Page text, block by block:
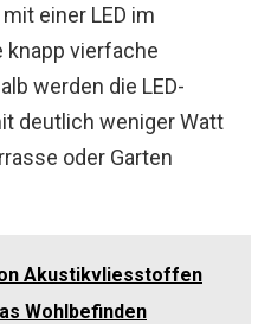
einer LED im
knapp vierfache
werden die LED-
deutlich weniger Watt
oder Garten
Akustikvliesstoffen
Wohlbefinden